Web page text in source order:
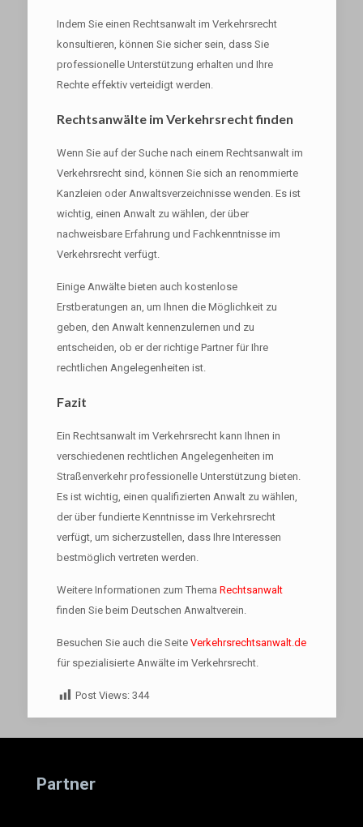
Indem Sie einen Rechtsanwalt im Verkehrsrecht
konsultieren, können Sie sicher sein, dass Sie
professionelle Unterstützung erhalten und Ihre
Rechte effektiv verteidigt werden.
Rechtsanwälte im Verkehrsrecht finden
Wenn Sie auf der Suche nach einem Rechtsanwalt im
Verkehrsrecht sind, können Sie sich an renommierte
Kanzleien oder Anwaltsverzeichnisse wenden. Es ist
wichtig, einen Anwalt zu wählen, der über
nachweisbare Erfahrung und Fachkenntnisse im
Verkehrsrecht verfügt.
Einige Anwälte bieten auch kostenlose
Erstberatungen an, um Ihnen die Möglichkeit zu
geben, den Anwalt kennenzulernen und zu
entscheiden, ob er der richtige Partner für Ihre
rechtlichen Angelegenheiten ist.
Fazit
Ein Rechtsanwalt im Verkehrsrecht kann Ihnen in
verschiedenen rechtlichen Angelegenheiten im
Straßenverkehr professionelle Unterstützung bieten.
Es ist wichtig, einen qualifizierten Anwalt zu wählen,
der über fundierte Kenntnisse im Verkehrsrecht
verfügt, um sicherzustellen, dass Ihre Interessen
bestmöglich vertreten werden.
Weitere Informationen zum Thema Rechtsanwalt
finden Sie beim Deutschen Anwaltverein.
Besuchen Sie auch die Seite Verkehrsrechtsanwalt.de
für spezialisierte Anwälte im Verkehrsrecht.
Post Views: 344
Partner